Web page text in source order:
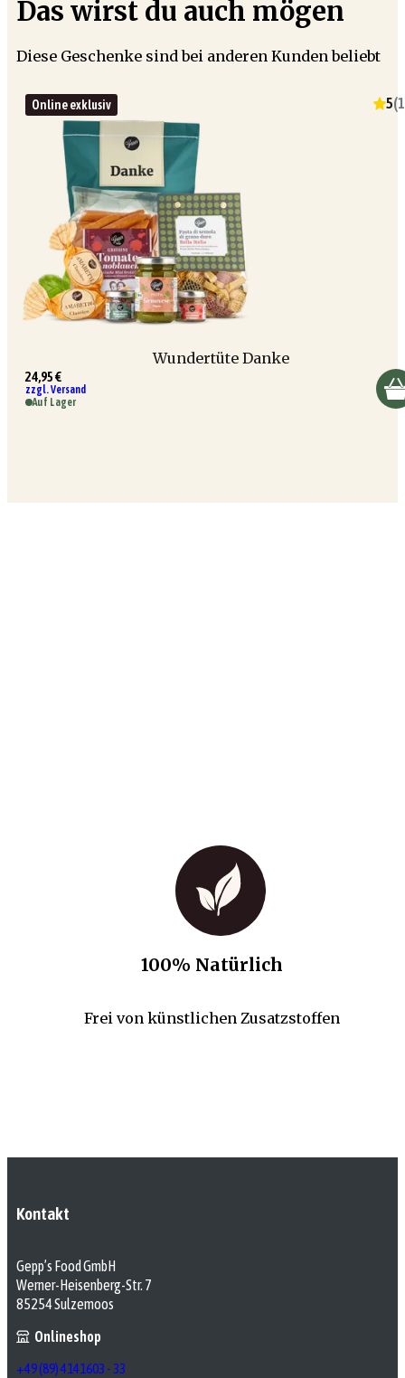
Das wirst du auch mögen
Diese Geschenke sind bei anderen Kunden beliebt
Online exklusiv 5(
Wundertüte Danke
24,95 €
zzgl. Versand
Auf Lager
100% Natürlich
Frei von künstlichen Zusatzstoffen
Kontakt
Gepp’s Food GmbH
Werner-Heisenberg-Str. 7
85254 Sulzemoos
Onlineshop
+49 (89) 4141603 - 33